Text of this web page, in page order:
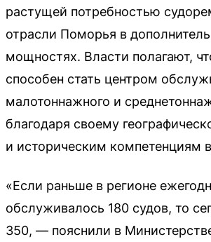
растущей потребностью
отрасли Поморья в
мощностях. Власти полагают,
способен стать центром
малотоннажного и
благодаря своему
и историческим компетенциям
«Если раньше в регионе
обслуживалось 180 судов, то
350, — пояснили в